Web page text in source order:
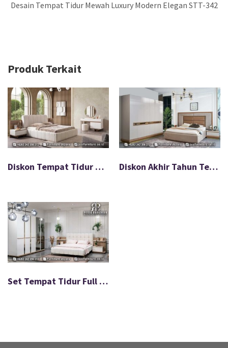
ALAMAT KAMI
Rodabarokah Furniture